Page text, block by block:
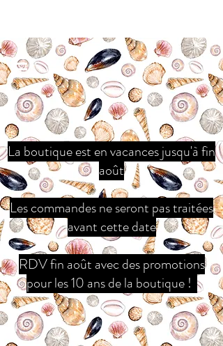
La boutique est en vacances jusqu'à fin
août
Les commandes ne seront pas traitées
avant cette date
RDV fin août avec des promotions
pour les 10 ans de la boutique !